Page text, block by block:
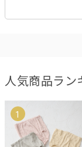
人気商品ラン
1